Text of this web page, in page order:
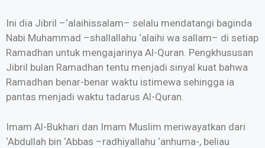
Ini dia Jibril –‘alaihissalam– selalu mendatangi baginda
Nabi Muhammad –shallallahu ‘alaihi wa sallam– di setiap
Ramadhan untuk mengajarinya Al-Quran. Pengkhususan
Jibril bulan Ramadhan tentu menjadi sinyal kuat bahwa
Ramadhan benar-benar waktu istimewa sehingga ia
pantas menjadi waktu tadarus Al-Quran.
Imam Al-Bukhari dan Imam Muslim meriwayatkan dari
‘Abdullah bin ‘Abbas –radhiyallahu ‘anhuma-, beliau